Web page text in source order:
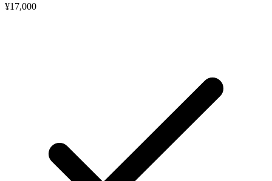
¥17,000